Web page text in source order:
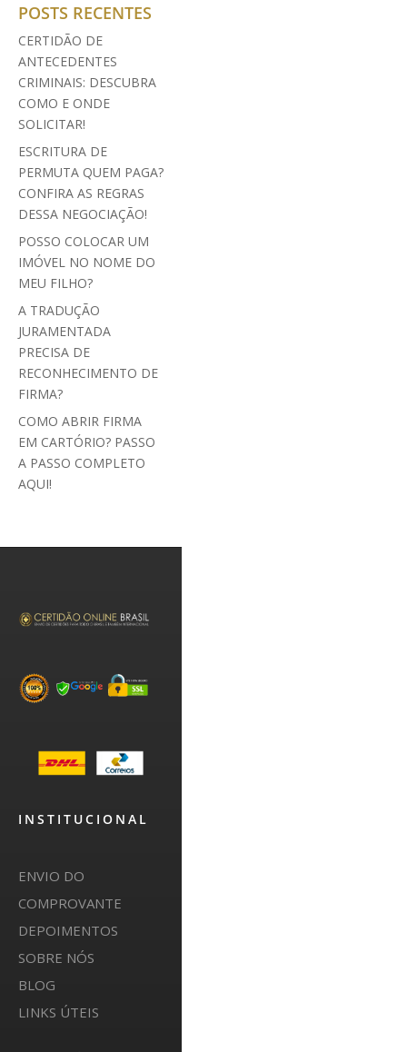
POSTS RECENTES
CERTIDÃO DE
ANTECEDENTES
CRIMINAIS: DESCUBRA
COMO E ONDE
SOLICITAR!
ESCRITURA DE
PERMUTA QUEM PAGA?
CONFIRA AS REGRAS
DESSA NEGOCIAÇÃO!
POSSO COLOCAR UM
IMÓVEL NO NOME DO
MEU FILHO?
A TRADUÇÃO
JURAMENTADA
PRECISA DE
RECONHECIMENTO DE
FIRMA?
COMO ABRIR FIRMA
EM CARTÓRIO? PASSO
A PASSO COMPLETO
AQUI!
INSTITUCIONAL
ENVIO DO
COMPROVANTE
DEPOIMENTOS
SOBRE NÓS
BLOG
LINKS ÚTEIS